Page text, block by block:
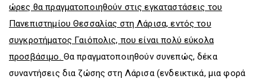
ώρες θα πραγματοποιηθούν στις εγκαταστάσεις του
Πανεπιστημίου Θεσσαλίας στη Λάρισα, εντός του
συγκροτήματος Γαιόπολις, που είναι πολύ εύκολα
προσβάσιμο. Θα πραγματοποιηθούν συνεπώς, δέκα
συναντήσεις δια ζώσης στη Λάρισα (ενδεικτικά, μια φορά